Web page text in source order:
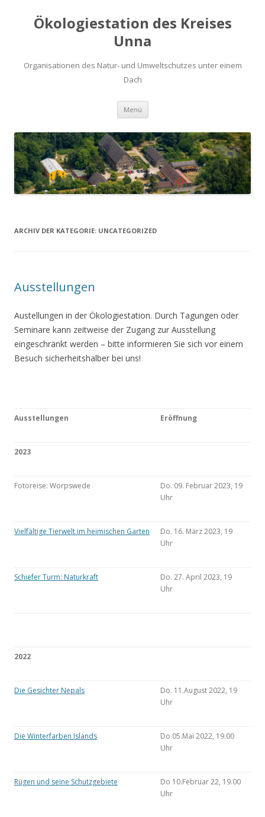
Ökologiestation des Kreises
Unna
Organisationen des Natur- und Umweltschutzes unter einem
Dach
Menü Zum
springen
ARCHIV DER KATEGORIE: UNCATEGORIZED
Ausstellungen
Austellungen in der Ökologiestation. Durch Tagungen oder
Seminare kann zeitweise der Zugang zur Ausstellung
eingeschränkt werden – bitte informieren Sie sich vor einem
Besuch sicherheitshalber bei uns!
Ausstellungen Eröffnung
2023
Fotoreise: Worpswede
Do. 09. Februar 2023, 19
Uhr
Vielfältige Tierwelt im heimischen Garten
Do. 16. März 2023, 19
Uhr
Schiefer Turm: Naturkraft
Do. 27. April 2023, 19
Uhr
2022
Die Gesichter Nepals
Do. 11.August 2022, 19
Uhr
Die Winterfarben Islands
Do 05.Mai 2022, 19.00
Uhr
Rügen und seine Schutzgebiete
Do 10.Februar 22, 19.00
Uhr